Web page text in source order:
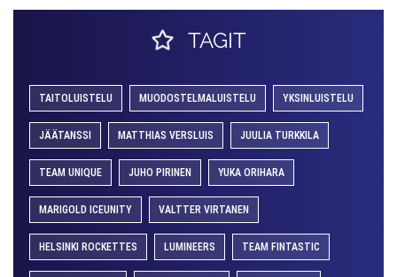
TAGIT
TAITOLUISTELU MUODOSTELMALUISTELU YKSINLUISTELU
JÄÄTANSSI MATTHIAS VERSLUIS JUULIA TURKKILA
TEAM UNIQUE JUHO PIRINEN YUKA ORIHARA
MARIGOLD ICEUNITY VALTTER VIRTANEN
HELSINKI ROCKETTES LUMINEERS TEAM FINTASTIC